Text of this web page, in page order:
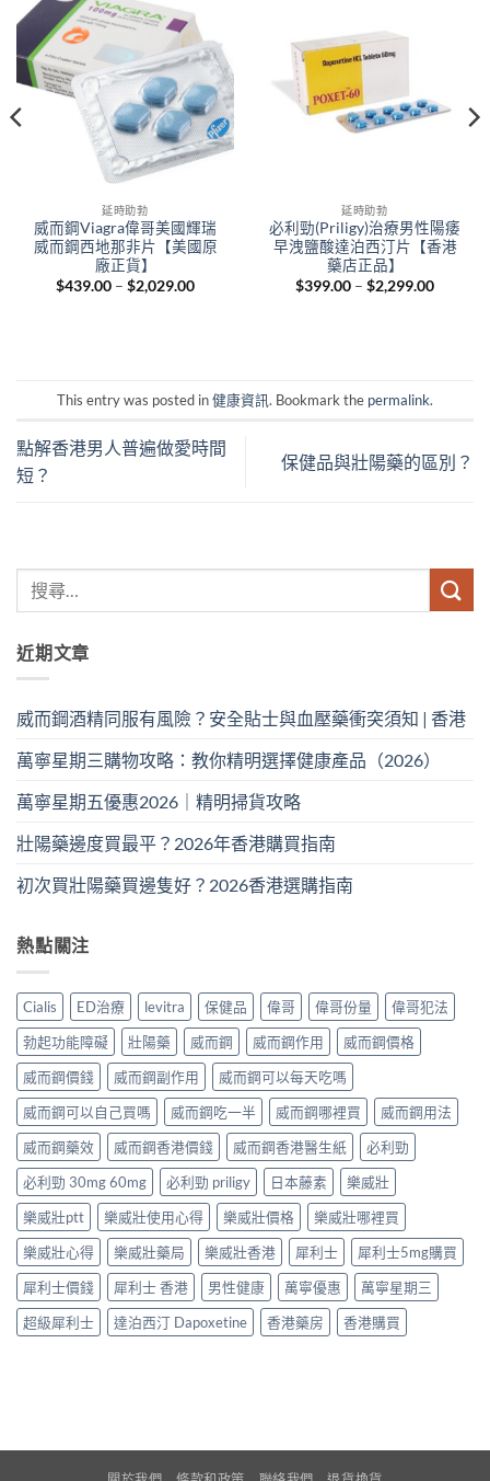
延時助勃
威而鋼Viagra偉哥美國輝瑞
威而鋼西地那非片【美國原
廠正貨】
$439.00 – $2,029.00Price
延時助勃
必利勁(Priligy)治療男性陽痿
早洩鹽酸達泊西汀片【香港
藥店正品】
$399.00 – $2,299.00Price
This entry was posted in健康資訊. Bookmark the permalink.
點解香港男人普遍做愛時間
短？
保健品與壯陽藥的區別？
近期文章
威而鋼酒精同服有風險？安全貼士與血壓藥衝突須知 | 香港
萬寧星期三購物攻略：教你精明選擇健康產品（2026）
萬寧星期五優惠2026｜精明掃貨攻略
壯陽藥邊度買最平？2026年香港購買指南
初次買壯陽藥買邊隻好？2026香港選購指南
熱點關注
Cialis ED治療 levitra 保健品 偉哥 偉哥份量
偉哥犯法
勃起功能障礙
壯陽藥 威而鋼 威而鋼作用
威而鋼價格
威而鋼價錢
威而鋼副作用
威而鋼可以每天吃嗎
威而鋼可以自己買嗎
威而鋼吃一半 威而鋼哪裡買
威而鋼用法
威而鋼藥效
威而鋼香港價錢 威而鋼香港醫生紙
必利勁
必利勁 30mg 60mg
必利勁 priligy 日本藤素
樂威壯
樂威壯ptt
樂威壯使用心得 樂威壯價格
樂威壯哪裡買
樂威壯心得
樂威壯藥局 樂威壯香港 犀利士
犀利士5mg購買
犀利士價錢
犀利士 香港 男性健康 萬寧優惠
萬寧星期三
超級犀利士
達泊西汀 Dapoxetine 香港藥房 香港購買